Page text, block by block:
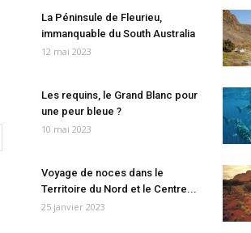
La Péninsule de Fleurieu,
immanquable du South Australia
12 mai 2023
Les requins, le Grand Blanc pour
une peur bleue ?
10 mai 2023
Voyage de noces dans le
Territoire du Nord et le Centre...
25 janvier 2023